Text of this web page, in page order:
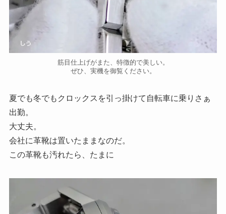
筋目仕上げがまた、特徴的で美しい。
ぜひ、実機を御覧ください。
夏でも冬でもクロックスを引っ掛けて自転車に乗りさぁ
出勤。
大丈夫。
会社に革靴は置いたままなのだ。
この革靴も汚れたら、たまに